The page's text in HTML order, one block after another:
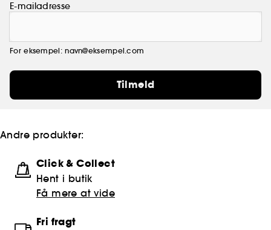
E-mailadresse
For eksempel: navn@eksempel.com
Tilmeld
Andre produkter:
Click & Collect
Hent i butik
Få mere at vide
Fri fragt